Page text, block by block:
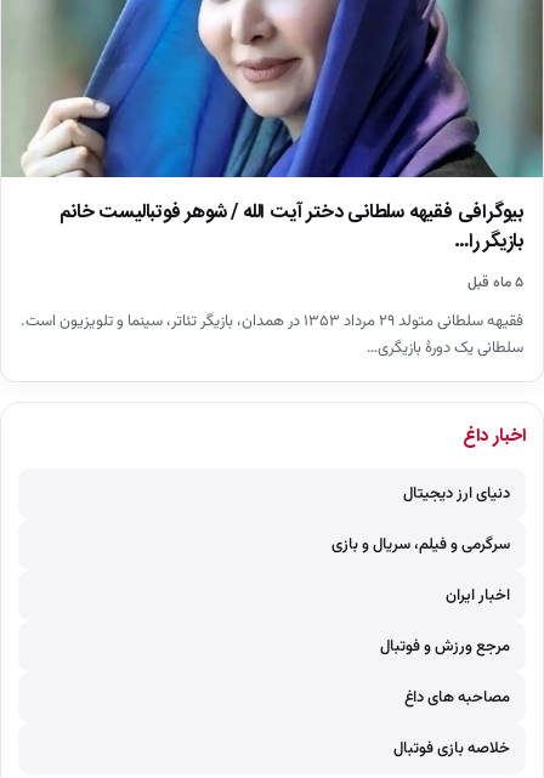
بیوگرافی فقیهه سلطانی دختر آیت الله / شوهر فوتبالیست خانم
بازیگر را…
۵ ماه قبل
فقیهه سلطانی متولد ۲۹ مرداد ۱۳۵۳ در همدان، بازیگر تئاتر، سینما و تلویزیون است.
سلطانی یک دورهٔ بازیگری…
اخبار داغ
دنیای ارز دیجیتال
سرگرمی و فیلم، سریال و بازی
اخبار ایران
مرجع ورزش و فوتبال
مصاحبه های داغ
خلاصه بازی فوتبال